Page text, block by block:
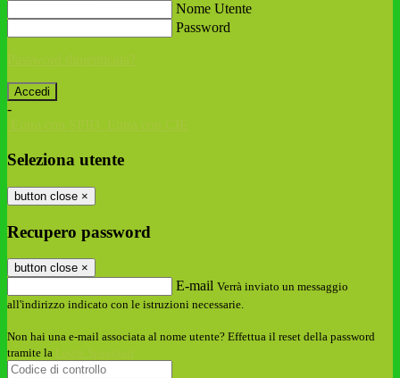
Nome Utente
Password
-
Seleziona utente
button close ×
Recupero password
button close ×
E-mail Verrà inviato un messaggio
all'indirizzo indicato con le istruzioni necessarie.
Non hai una e-mail associata al nome utente? Effettua il reset della password
tramite la